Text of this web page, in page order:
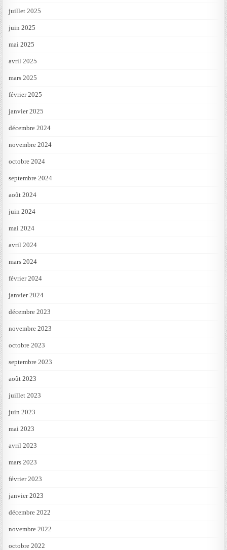
juillet 2025
juin 2025
mai 2025
avril 2025
mars 2025
février 2025
janvier 2025
décembre 2024
novembre 2024
octobre 2024
septembre 2024
août 2024
juin 2024
mai 2024
avril 2024
mars 2024
février 2024
janvier 2024
décembre 2023
novembre 2023
octobre 2023
septembre 2023
août 2023
juillet 2023
juin 2023
mai 2023
avril 2023
mars 2023
février 2023
janvier 2023
décembre 2022
novembre 2022
octobre 2022